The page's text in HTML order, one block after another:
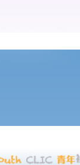
證據？ 我應該將其有
展開的訴訟作抗辯？